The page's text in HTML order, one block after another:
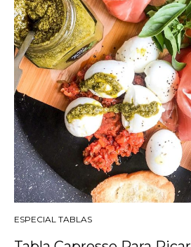
ESPECIAL TABLAS